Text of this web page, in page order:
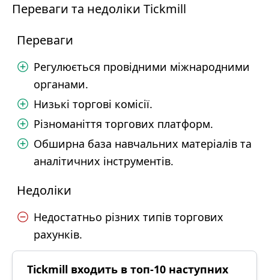
Переваги та недоліки Tickmill
Переваги
Регулюється провідними міжнародними
органами.
Низькі торгові комісії.
Різноманіття торгових платформ.
Обширна база навчальних матеріалів та
аналітичних інструментів.
Недоліки
Недостатньо різних типів торгових
рахунків.
Tickmill входить в топ-10 наступних